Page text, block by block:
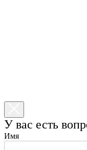
У вас есть
Имя